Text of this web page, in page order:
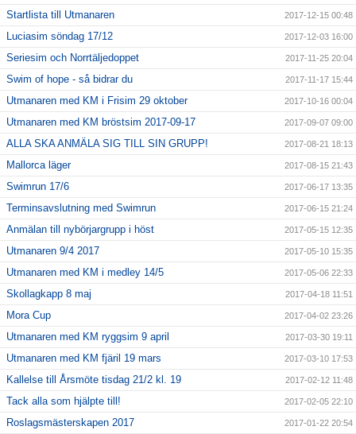
Startlista till Utmanaren 2017-12-15 00:48
Luciasim söndag 17/12 2017-12-03 16:00
Seriesim och Norrtäljedoppet 2017-11-25 20:04
Swim of hope - så bidrar du 2017-11-17 15:44
Utmanaren med KM i Frisim 29 oktober 2017-10-16 00:04
Utmanaren med KM bröstsim 2017-09-17 2017-09-07 09:00
ALLA SKA ANMÄLA SIG TILL SIN GRUPP! 2017-08-21 18:13
Mallorca läger 2017-08-15 21:43
Swimrun 17/6 2017-06-17 13:35
Terminsavslutning med Swimrun 2017-06-15 21:24
Anmälan till nybörjargrupp i höst 2017-05-15 12:35
Utmanaren 9/4 2017 2017-05-10 15:35
Utmanaren med KM i medley 14/5 2017-05-06 22:33
Skollagkapp 8 maj 2017-04-18 11:51
Mora Cup 2017-04-02 23:26
Utmanaren med KM ryggsim 9 april 2017-03-30 19:11
Utmanaren med KM fjäril 19 mars 2017-03-10 17:53
Kallelse till Årsmöte tisdag 21/2 kl. 19 2017-02-12 11:48
Tack alla som hjälpte till! 2017-02-05 22:10
Roslagsmästerskapen 2017 2017-01-22 20:54